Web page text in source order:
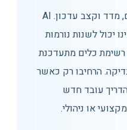
לבסוף, ודאו שקיימים בעלים, מדד וקצב עדכון. AI
יכול לשנות נורמות
רשימת כלים מתעדכנת
הרחיבו רק כאשר
עובד חדש
או ניהולי.